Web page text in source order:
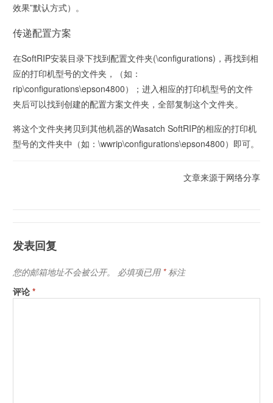
效果”默认方式）。
传递配置方案
在SoftRIP安装目录下找到配置文件夹(\configurations)，再找到相
应的打印机型号的文件夹，（如：
rip\configurations\epson4800）；进入相应的打印机型号的文件
夹后可以找到创建的配置方案文件夹，全部复制这个文件夹。
将这个文件夹拷贝到其他机器的Wasatch SoftRIP的相应的打印机
型号的文件夹中（如：\wwrip\configurations\epson4800）即可。
文章来源于网络分享
发表回复
您的邮箱地址不会被公开。 必填项已用 *标注
评论*